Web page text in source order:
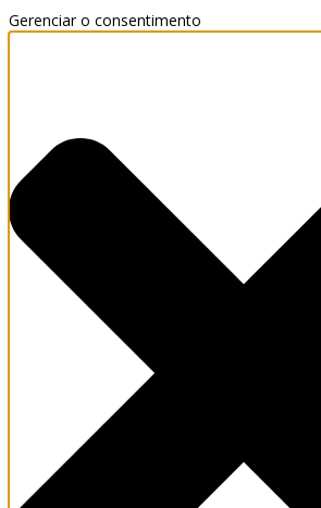
Gerenciar o consentimento